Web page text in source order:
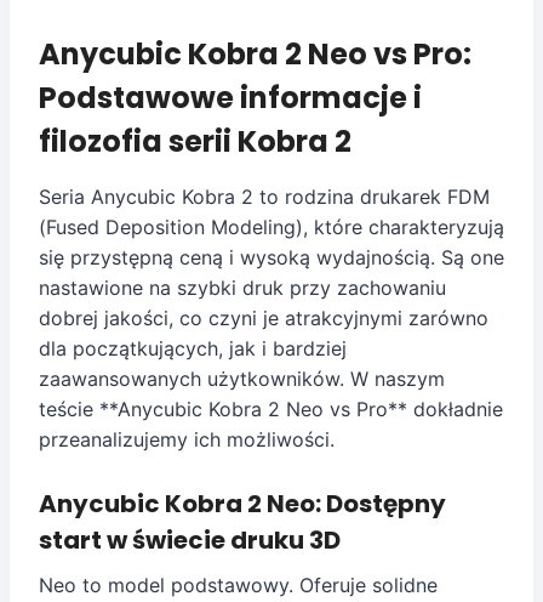
Anycubic Kobra 2 Neo vs Pro:
Podstawowe informacje i
filozofia serii Kobra 2
Seria Anycubic Kobra 2 to rodzina drukarek FDM
(Fused Deposition Modeling), które charakteryzują
się przystępną ceną i wysoką wydajnością. Są one
nastawione na szybki druk przy zachowaniu
dobrej jakości, co czyni je atrakcyjnymi zarówno
dla początkujących, jak i bardziej
zaawansowanych użytkowników. W naszym
teście **Anycubic Kobra 2 Neo vs Pro** dokładnie
przeanalizujemy ich możliwości.
Anycubic Kobra 2 Neo: Dostępny
start w świecie druku 3D
Neo to model podstawowy. Oferuje solidne